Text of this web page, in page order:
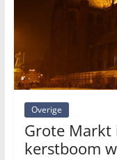
Overige
Grote Markt
kerstboom